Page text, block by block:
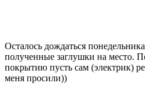
Осталось дождаться
полученные заглушки на место.
покрытию пусть сам (электрик)
меня просили))